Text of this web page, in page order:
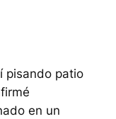
pisando patio
en un